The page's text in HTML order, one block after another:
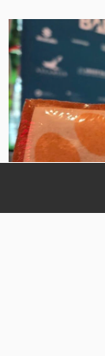
La
3.02.2026